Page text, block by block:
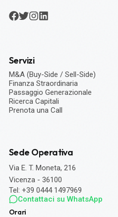
Servizi
M&A (Buy-Side / Sell-Side)
Finanza Straordinaria
Passaggio Generazionale
Ricerca Capitali
Prenota una Call
Sede Operativa
Via E. T. Moneta, 216
Vicenza - 36100
Tel: +39 0444 1497969
Contattaci su WhatsApp
Orari